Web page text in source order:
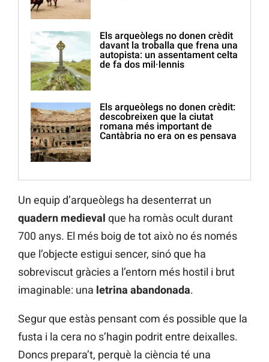
Els arqueòlegs no donen crèdit
davant la troballa que frena una
autopista: un assentament celta
de fa dos mil·lennis
Els arqueòlegs no donen crèdit:
descobreixen que la ciutat
romana més important de
Cantàbria no era on es pensava
Un equip d’arqueòlegs ha desenterrat un
quadern medieval que ha romàs ocult durant
700 anys. El més boig de tot això no és només
que l’objecte estigui sencer, sinó que ha
sobreviscut gràcies a l’entorn més hostil i brut
imaginable: una letrina abandonada.
Segur que estàs pensant com és possible que la
fusta i la cera no s’hagin podrit entre deixalles.
Doncs prepara’t, perquè la ciència té una